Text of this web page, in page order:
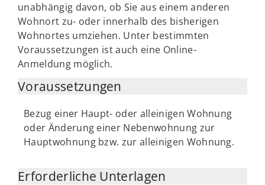
unabhängig davon, ob Sie aus einem anderen
Wohnort zu- oder innerhalb des bisherigen
Wohnortes umziehen. Unter bestimmten
Voraussetzungen ist auch eine Online-
Anmeldung möglich.
Voraussetzungen
Bezug einer Haupt- oder alleinigen Wohnung
oder Änderung einer Nebenwohnung zur
Hauptwohnung bzw. zur alleinigen Wohnung.
Erforderliche Unterlagen